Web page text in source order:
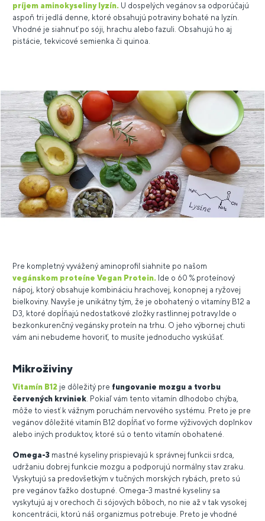
príjem aminokyseliny lyzín. U dospelých vegánov sa odporúčajú
aspoň tri jedlá denne, ktoré obsahujú potraviny bohaté na lyzín.
Vhodné je siahnuť po sóji, hrachu alebo fazuli. Obsahujú ho aj
pistácie, tekvicové semienka či quinoa.
Pre kompletný vyvážený aminoprofil siahnite po našom
vegánskom proteíne Vegan Protein. Ide o 60 % proteínový
nápoj, ktorý obsahuje kombináciu hrachovej, konopnej a ryžovej
bielkoviny. Navyše je unikátny tým, že je obohatený o vitamíny B12 a
D3, ktoré dopĺňajú nedostatkové zložky rastlinnej potravy.Ide o
bezkonkurenčný vegánsky proteín na trhu. O jeho výbornej chuti
vám ani nebudeme hovoriť, to musíte jednoducho vyskúšať.
Mikroživiny
Vitamín B12 je dôležitý pre fungovanie mozgu a tvorbu
červených krviniek. Pokiaľ vám tento vitamín dlhodobo chýba,
môže to viesť k vážnym poruchám nervového systému. Preto je pre
vegánov dôležité vitamín B12 dopĺňať vo forme výživových doplnkov
alebo iných produktov, ktoré sú o tento vitamín obohatené.
Omega-3 mastné kyseliny prispievajú k správnej funkcii srdca,
udržaniu dobrej funkcie mozgu a podporujú normálny stav zraku.
Vyskytujú sa predovšetkým v tučných morských rybách, preto sú
pre vegánov ťažko dostupné. Omega-3 mastné kyseliny sa
vyskytujú aj v orechoch či sójových bôboch, no nie až v tak vysokej
koncentrácii, ktorú náš organizmus potrebuje. Preto je vhodné